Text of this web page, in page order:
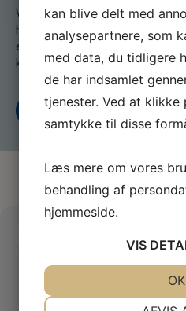
Vi er en del af
hjælpe dig når du er i tvivl,
eller søger nyt, både som din
kasse
Kontakt os Bliv
STRESSFRI
MULIGT?. 2
MARTS 2026
kan blive delt med
analysepartnere, som
med data, du tidligere
de har indsamlet
tjenester. Ved at klikke
samtykke til disse
Læs mere om vores
behandling af
hjemmeside.
VIS
OK